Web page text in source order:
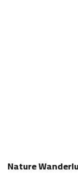
Nature